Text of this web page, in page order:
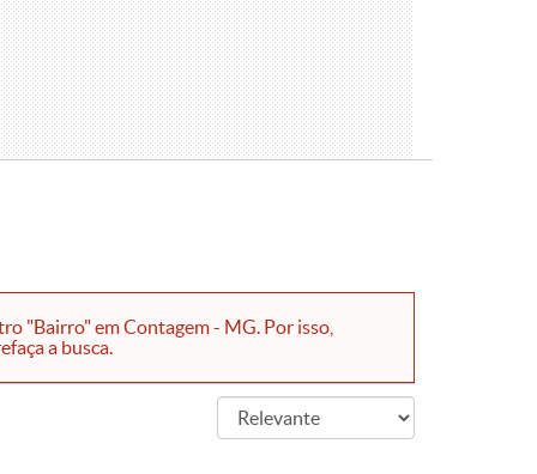
"Bairro" em Contagem - MG. Por isso,
a busca.